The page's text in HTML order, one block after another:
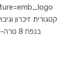
בנפח 8 טרה-בתים*ווסטרן דיגיטל מרחיבה את מוצרי…